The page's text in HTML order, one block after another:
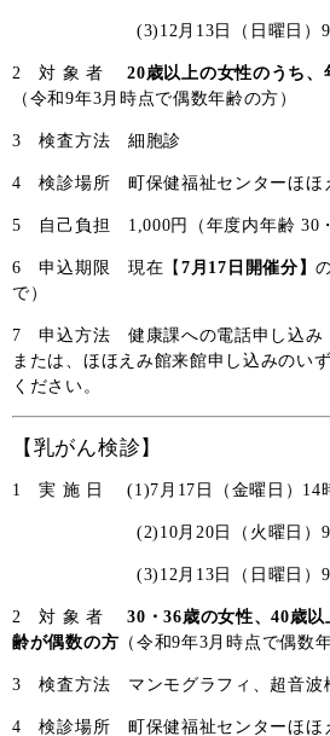
(3)12月13日（日曜日）9時
2 対 象 者20歳以上の女性のうち
（令和9年3月時点で偶数年齢の方）
3 検査方法 細胞診
4 検診場所 町保健福祉センターほほ
5 自己負担 1,000円（年度内年齢 30・
6 申込期限 現在【 7月17日開催分】
で）
7 申込方法 健康課への電話申し込み
または、ほほえみ館来館申し込みのい
ください。
【乳がん検診】
1 実 施 日 (1)7月17日（金曜日）14
(2)10月20日（火曜日）9時
(3)12月13日（日曜日）9時
2 対 象 者30 ・36歳の女性、40歳
齢が偶数の方 （令和9年3月時点で偶数
3 検査方法 マンモグラフィ、超音波
4 検診場所 町保健福祉センターほほ